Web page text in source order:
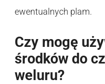
ewentualnych plam.
Czy mogę
środków do
weluru?